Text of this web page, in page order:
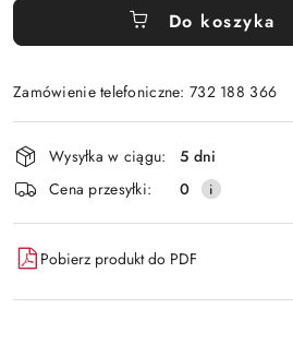
Do koszyka
Zamówienie telefoniczne: 732 188 366
Wyślij
Dostępność
i
dostawa
Wysyłka w ciągu:
5 dni
Cena przesyłki:
0
Pobierz produkt do PDF